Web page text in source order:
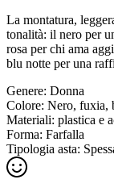
La montatura,
tonalità: il nero per
rosa per chi ama
blu notte per una
Genere: Donna
Colore: Nero, fuxia,
Materiali: plastica e
Forma: Farfalla
Tipologia asta: